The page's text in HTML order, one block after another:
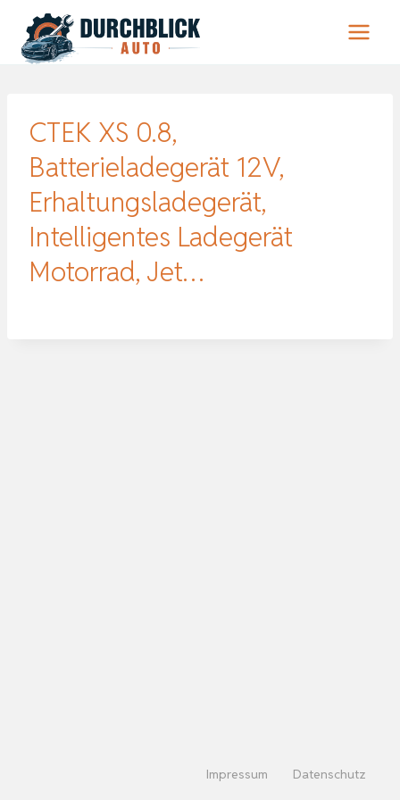
Inhalt
springen
CTEK XS 0.8,
Batterieladegerät 12V,
Erhaltungsladegerät,
Intelligentes Ladegerät
Motorrad, Jet…
Impressum Datenschutz